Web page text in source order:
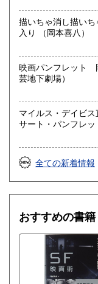
書籍の買取について
店頭買取り、出張
お気軽にご相談下さ
取り扱い分野
一般（その他）
アナログ・レコー
描いちゃ消し描い
入り （岡本喜八）
映画パンフレット
芸地下劇場）
マイルス・デイビ
サート・パンフレッ
全ての新着情報
おすすめの書籍